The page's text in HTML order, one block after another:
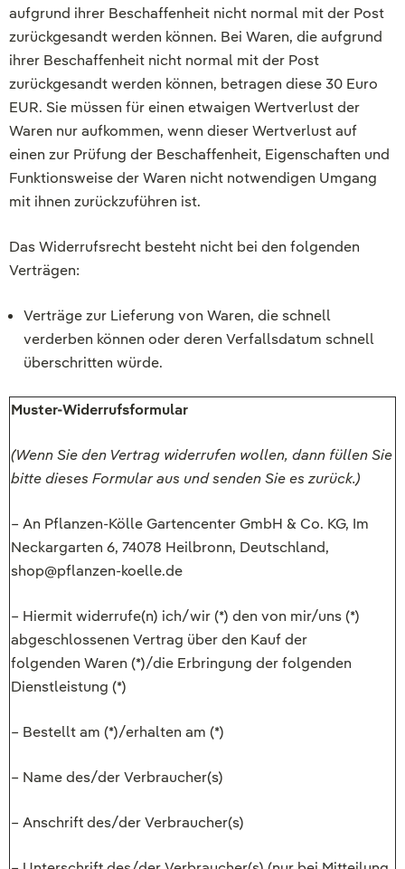
aufgrund ihrer Beschaffenheit nicht normal mit der Post
zurückgesandt werden können. Bei Waren, die aufgrund
ihrer Beschaffenheit nicht normal mit der Post
zurückgesandt werden können, betragen diese 30 Euro
EUR. Sie müssen für einen etwaigen Wertverlust der
Waren nur aufkommen, wenn dieser Wertverlust auf
einen zur Prüfung der Beschaffenheit, Eigenschaften und
Funktionsweise der Waren nicht notwendigen Umgang
mit ihnen zurückzuführen ist.
Das Widerrufsrecht besteht nicht bei den folgenden
Verträgen:
Verträge zur Lieferung von Waren, die schnell
verderben können oder deren Verfallsdatum schnell
überschritten würde.
Muster-Widerrufsformular
(Wenn Sie den Vertrag widerrufen wollen, dann füllen Sie
bitte dieses Formular aus und senden Sie es zurück.)
– An Pflanzen-Kölle Gartencenter GmbH & Co. KG, Im
Neckargarten 6, 74078 Heilbronn, Deutschland,
shop@pflanzen-koelle.de
– Hiermit widerrufe(n) ich/wir (*) den von mir/uns (*)
abgeschlossenen Vertrag über den Kauf der
folgenden Waren (*)/die Erbringung der folgenden
Dienstleistung (*)
– Bestellt am (*)/erhalten am (*)
– Name des/der Verbraucher(s)
– Anschrift des/der Verbraucher(s)